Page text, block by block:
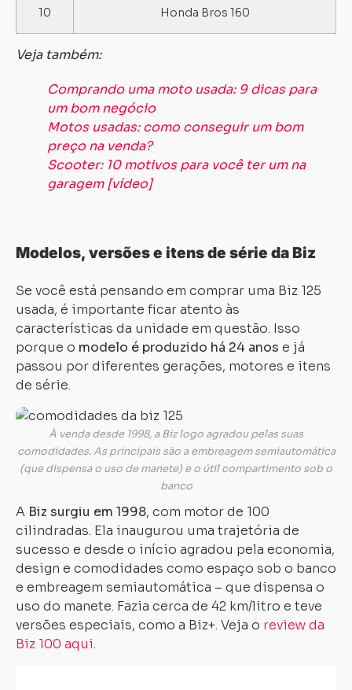
10 Honda Bros 160
Veja também:
Comprando uma moto usada: 9 dicas para
um bom negócio
Motos usadas: como conseguir um bom
preço na venda?
Scooter: 10 motivos para você ter um na
garagem [vídeo]
Modelos, versões e itens de série da Biz
Se você está pensando em comprar uma Biz 125
usada, é importante ficar atento às
características da unidade em questão. Isso
porque o modelo é produzido há 24 anos e já
passou por diferentes gerações, motores e itens
de série.
À venda desde 1998, a Biz logo agradou pelas suas
comodidades. As principais são a embreagem semiautomática
(que dispensa o uso de manete) e o útil compartimento sob o
banco
A Biz surgiu em 1998, com motor de 100
cilindradas. Ela inaugurou uma trajetória de
sucesso e desde o início agradou pela economia,
design e comodidades como espaço sob o banco
e embreagem semiautomática – que dispensa o
uso do manete. Fazia cerca de 42 km/litro e teve
versões especiais, como a Biz+. Veja o review da
Biz 100 aqui.